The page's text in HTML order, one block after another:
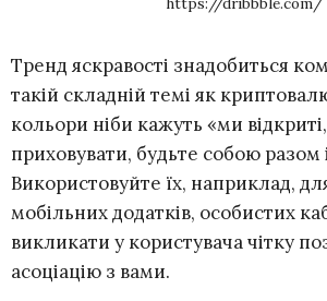
Тренд яскравості знадобиться
такій складній темі як
кольори ніби кажуть «ми
приховувати, будьте собою разом
Використовуйте їх, наприклад,
мобільних додатків, особистих
викликати у користувача чітку
асоціацію з вами.